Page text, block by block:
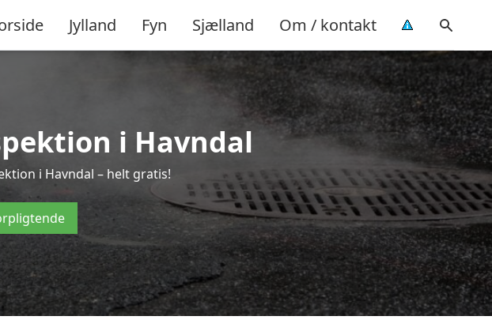
Jylland Fyn Sjælland Om / kontakt
i Havndal
i Havndal – helt gratis!